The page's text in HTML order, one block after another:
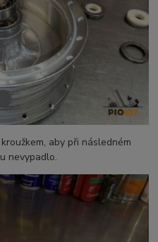
aby při následném
nevypadlo.